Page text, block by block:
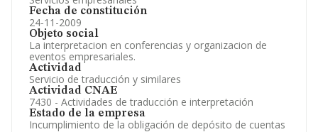
Fecha de constitución
24-11-2009
Objeto social
La interpretacion en conferencias y organizacion de
eventos empresariales.
Actividad
Servicio de traducción y similares
Actividad CNAE
7430 - Actividades de traducción e interpretación
Estado de la empresa
Incumplimiento de la obligación de depósito de cuentas